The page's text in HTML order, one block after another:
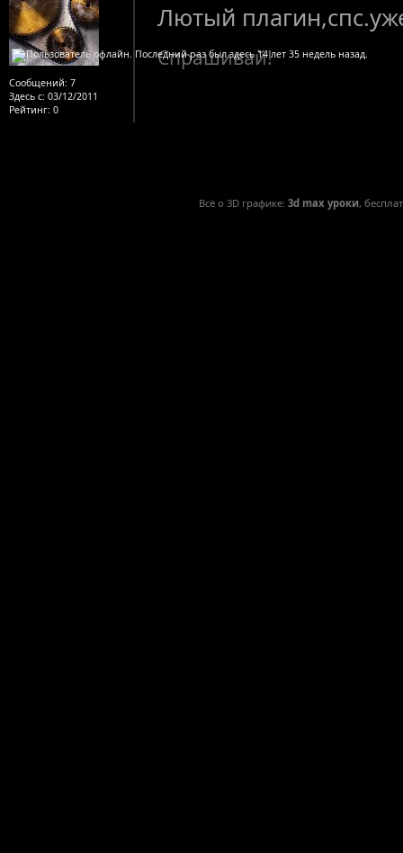
Сообщений: 7
Здесь с: 03/12/2011
Рейтинг: 0
Лютый
Спрашивай!
Всё о 3D графике: 3d max уроки,